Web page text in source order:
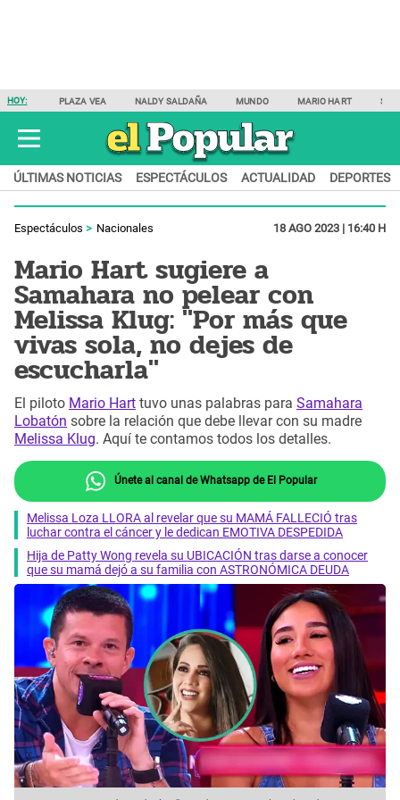
HOY: PLAZA VEA NALDY SALDAÑA MUNDO MARIO HART
ÚLTIMAS NOTICIAS ESPECTÁCULOS ACTUALIDAD DEPORTES
Espectáculos Nacionales 18 AGO 2023 | 16:40 H
Mario Hart sugiere a
Samahara no pelear con
Melissa Klug: "Por más que
vivas sola, no dejes de
escucharla"
El piloto Mario Hart tuvo unas palabras para Samahara
Lobatón sobre la relación que debe llevar con su madre
Melissa Klug. Aquí te contamos todos los detalles.
Únete al canal de Whatsapp de El Popular
Melissa Loza LLORA al revelar que su MAMÁ FALLECIÓ tras
luchar contra el cáncer y le dedican EMOTIVA DESPEDIDA
Hija de Patty Wong revela su UBICACIÓN tras darse a conocer
que su mamá dejó a su familia con ASTRONÓMICA DEUDA